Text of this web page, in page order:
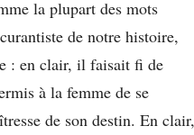
la plupart des mots
de notre histoire,
: en clair, il faisait fi de
à la femme de se
de son destin. En clair,